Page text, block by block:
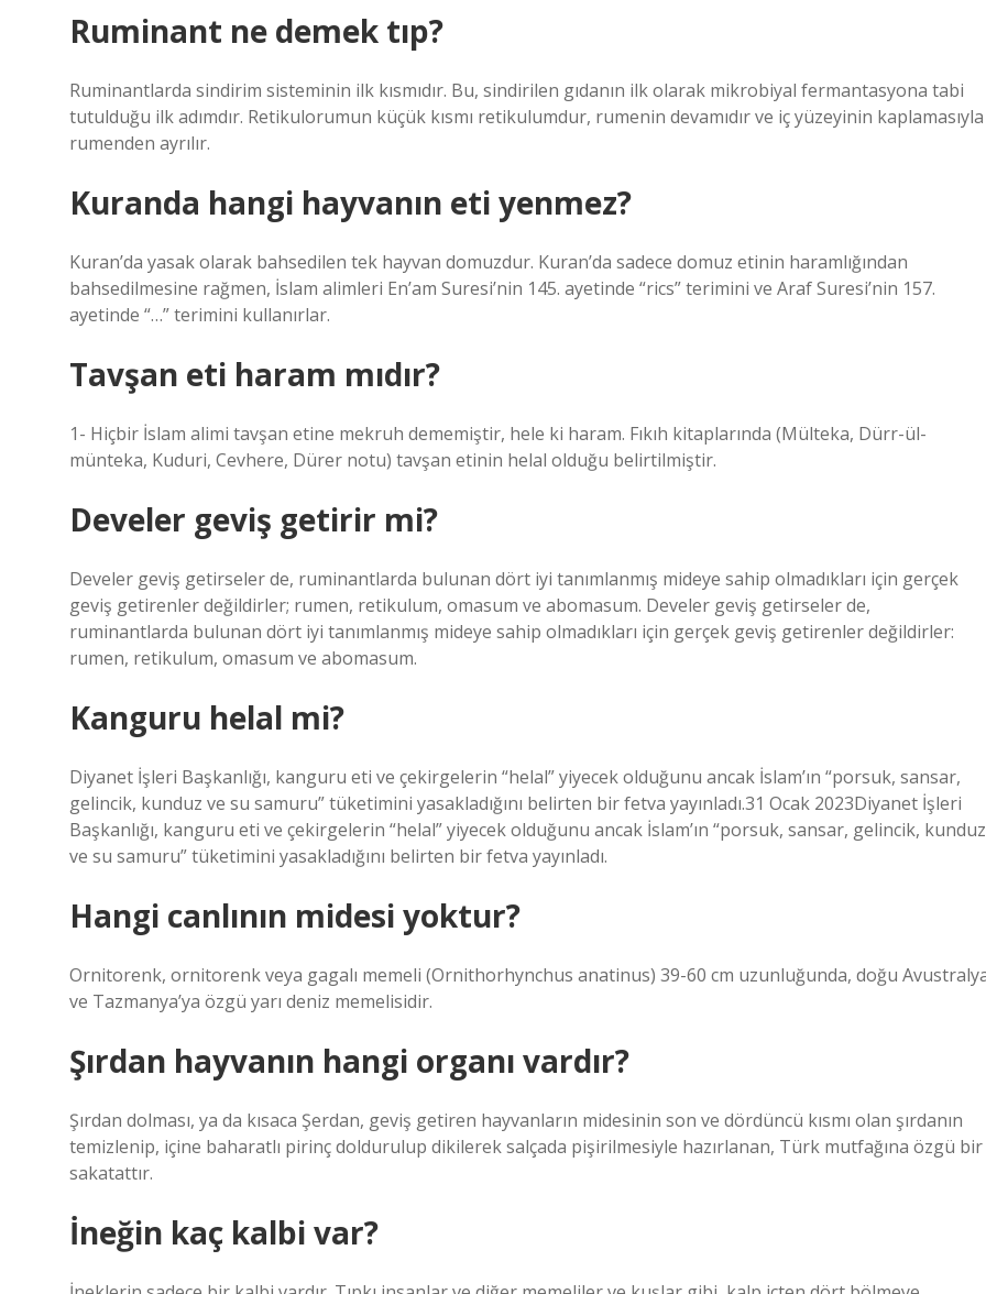
Ruminant ne demek tıp?
Ruminantlarda sindirim sisteminin ilk kısmıdır. Bu, sindirilen gıdanın ilk olarak mikrobiyal fermantasyona tabi
tutulduğu ilk adımdır. Retikulorumun küçük kısmı retikulumdur, rumenin devamıdır ve iç yüzeyinin kaplamasıyla
rumenden ayrılır.
Kuranda hangi hayvanın eti yenmez?
Kuran’da yasak olarak bahsedilen tek hayvan domuzdur. Kuran’da sadece domuz etinin haramlığından
bahsedilmesine rağmen, İslam alimleri En’am Suresi’nin 145. ayetinde “rics” terimini ve Araf Suresi’nin 157.
ayetinde “…” terimini kullanırlar.
Tavşan eti haram mıdır?
1- Hiçbir İslam alimi tavşan etine mekruh dememiştir, hele ki haram. Fıkıh kitaplarında (Mülteka, Dürr-ül-
münteka, Kuduri, Cevhere, Dürer notu) tavşan etinin helal olduğu belirtilmiştir.
Develer geviş getirir mi?
Develer geviş getirseler de, ruminantlarda bulunan dört iyi tanımlanmış mideye sahip olmadıkları için gerçek
geviş getirenler değildirler; rumen, retikulum, omasum ve abomasum. Develer geviş getirseler de,
ruminantlarda bulunan dört iyi tanımlanmış mideye sahip olmadıkları için gerçek geviş getirenler değildirler:
rumen, retikulum, omasum ve abomasum.
Kanguru helal mi?
Diyanet İşleri Başkanlığı, kanguru eti ve çekirgelerin “helal” yiyecek olduğunu ancak İslam’ın “porsuk, sansar,
gelincik, kunduz ve su samuru” tüketimini yasakladığını belirten bir fetva yayınladı.31 Ocak 2023Diyanet İşleri
Başkanlığı, kanguru eti ve çekirgelerin “helal” yiyecek olduğunu ancak İslam’ın “porsuk, sansar, gelincik, kunduz
ve su samuru” tüketimini yasakladığını belirten bir fetva yayınladı.
Hangi canlının midesi yoktur?
Ornitorenk, ornitorenk veya gagalı memeli (Ornithorhynchus anatinus) 39-60 cm uzunluğunda, doğu
ve Tazmanya’ya özgü yarı deniz memelisidir.
Şırdan hayvanın hangi organı vardır?
Şırdan dolması, ya da kısaca Şerdan, geviş getiren hayvanların midesinin son ve dördüncü kısmı olan şırdanın
temizlenip, içine baharatlı pirinç doldurulup dikilerek salçada pişirilmesiyle hazırlanan, Türk mutfağına özgü bir
sakatattır.
İneğin kaç kalbi var?